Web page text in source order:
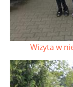
Wizyta w